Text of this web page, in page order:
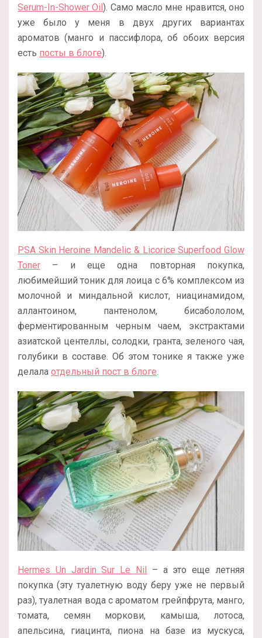
Serum-In-Shower Oil). Само масло мне нравится, оно
уже было у меня в двух других вариантах
ароматов (манго и пассифлора, об обоих версия
есть посты в блоге).
PSA Skin Heroine Mandelic & Licorice Superfood Glow
Toner – и еще одна повторная покупка,
любимейший тоник для лоица с 6% комплексом из
молочной и миндальной кислот, ниацинамидом,
аллантоином, пантенолом, бисабололом,
ферментированным черным чаем, экстрактами
азиатской центеллы, солодки, гранта, зеленого чая,
голубики в составе. Об этом тонике я также уже
делала отдельный пост в блоге.
Hermes Un Jardin Sur Le Nil – а это еще летняя
покупка (эту туалетную воду беру уже не первый
раз), туалетная вода с ароматом грейпфрута, манго,
томата, семян моркови, камыша, лотоса,
апельсина, гиацинта, пиона на базе из мускуса,